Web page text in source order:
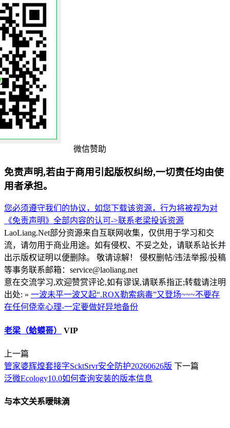
微信赞助
免责声明,若由于商用引起版权纠纷,一切责任均由使
用者承担。
您必须遵守我们的协议，如您下载该资源，行为将被视为对
《免责声明》全部内容的认可->联系老梁投诉资源
LaoLiang.Net部分资源来自互联网收集，仅供用于学习和交
流，请勿用于商业用途。如有侵权、不妥之处，请联系站长并
出示版权证明以便删除。 敬请谅解！ 侵权删帖/违法举报/投稿
等事务联系邮箱：service@laoliang.net
意在交流学习,欢迎赞赏评论,如有谬误,请联系指正;转载请注明
出处: » 一波未平一波又起“.ROX勒索病毒”又登场~~~不要存
在任何侥幸心理-一定要做好异地备份
老梁（蛤蟆哥） VIP
上一篇
管家婆辉煌套接字ScktSrvr安全防护20260626版 下一篇
泛微Ecology10.0如何查询安装的版本信息
与本文关系暧昧滴